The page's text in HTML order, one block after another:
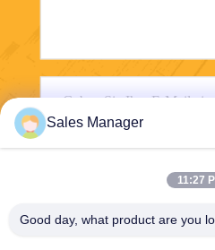
Sales Manager
11:27
Good day, what product are you